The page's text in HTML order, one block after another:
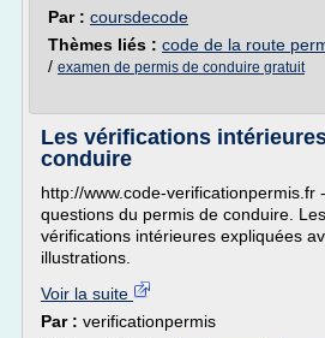
Par : coursdecode
Thèmes liés : code de la route
/ examen de permis de conduire gratuit
Les vérifications
conduire
http://www.code-verificationpermis.fr
questions du permis de conduire. Les
vérifications intérieures expliquées
illustrations.
Voir la suite
Par : verificationpermis